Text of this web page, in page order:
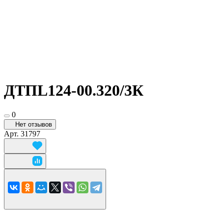
ДТПL124-00.320/3К
0
Нет отзывов
Арт. 31797